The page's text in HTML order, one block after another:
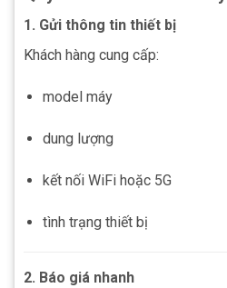
1. Gửi thông tin thiết bị
Khách hàng cung cấp:
model máy
dung lượng
kết nối WiFi hoặc 5G
tình trạng thiết bị
2. Báo giá nhanh